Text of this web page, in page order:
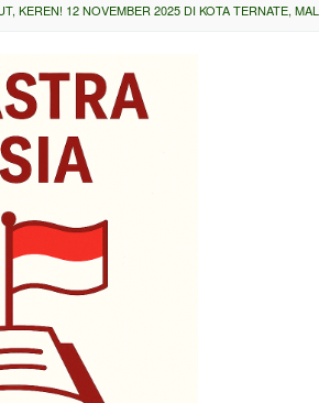
KEREN! 12 NOVEMBER 2025 DI KOTA TERNATE,